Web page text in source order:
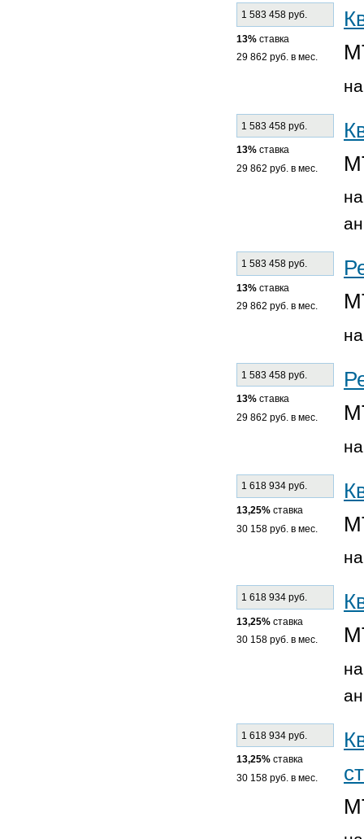
1 583 458 руб.
13% ставка
29 862 руб. в мес.
1 583 458 руб.
13% ставка
29 862 руб. в мес.
1 583 458 руб.
13% ставка
29 862 руб. в мес.
1 583 458 руб.
13% ставка
29 862 руб. в мес.
1 618 934 руб.
13,25% ставка
30 158 руб. в мес.
1 618 934 руб.
13,25% ставка
30 158 руб. в мес.
1 618 934 руб.
13,25% ставка
30 158 руб. в мес.